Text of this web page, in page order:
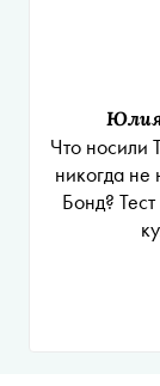
Юлия
Что носили
никогда
Бонд?